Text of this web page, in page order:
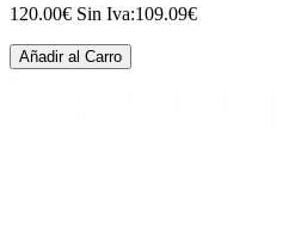
120.00€ Sin Iva:109.09€
Añadir al Carro